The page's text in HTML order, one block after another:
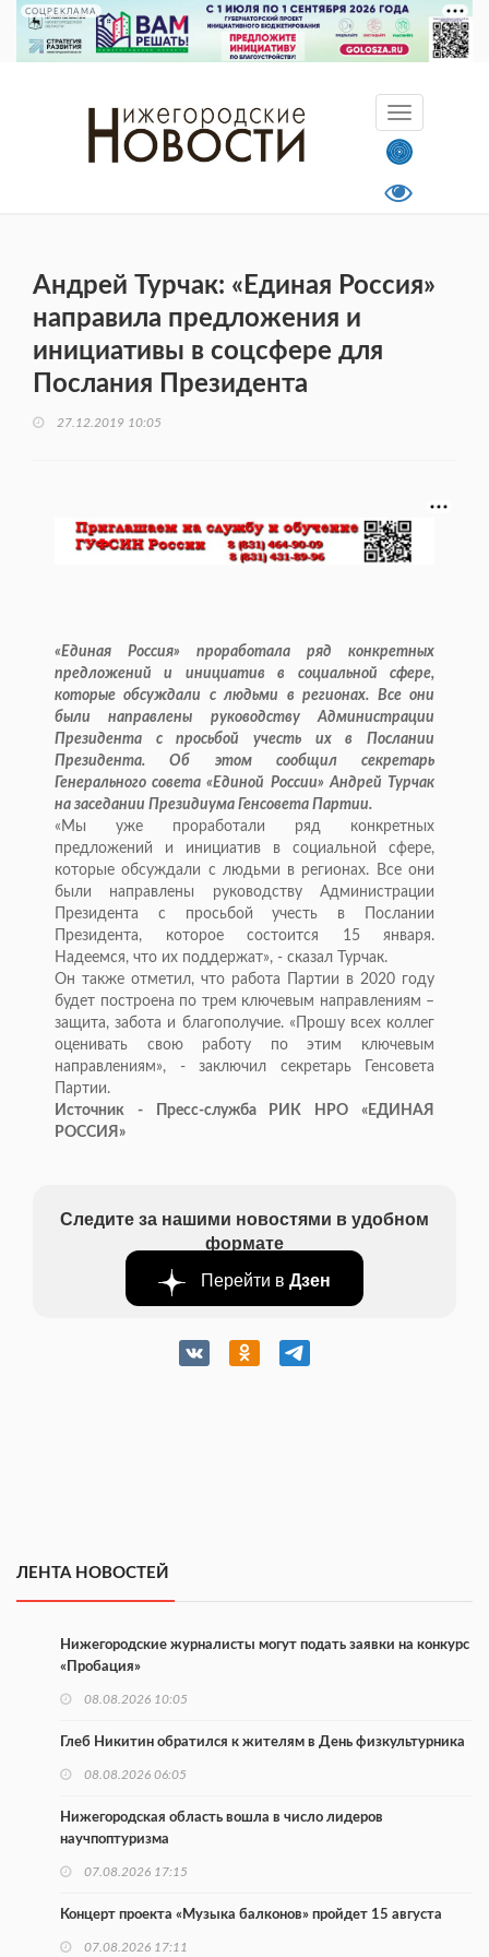
СОЦРЕКЛАМА
Андрей Турчак: «Единая Россия»
направила предложения и
инициативы в соцсфере для
Послания Президента
27.12.2019 10:05
«Единая Россия» проработала ряд конкретных
предложений и инициатив в социальной сфере,
которые обсуждали с людьми в регионах. Все они
были направлены руководству Администрации
Президента с просьбой учесть их в Послании
Президента. Об этом сообщил секретарь
Генерального совета «Единой России» Андрей Турчак
на заседании Президиума Генсовета Партии.
«Мы уже проработали ряд конкретных
предложений и инициатив в социальной сфере,
которые обсуждали с людьми в регионах. Все они
были направлены руководству Администрации
Президента с просьбой учесть в Послании
Президента, которое состоится 15 января.
Надеемся, что их поддержат», - сказал Турчак.
Он также отметил, что работа Партии в 2020 году
будет построена по трем ключевым направлениям –
защита, забота и благополучие. «Прошу всех коллег
оценивать свою работу по этим ключевым
направлениям», - заключил секретарь Генсовета
Партии.
Источник - Пресс-служба РИК НРО «ЕДИНАЯ
РОССИЯ»
Следите за нашими новостями в удобном
формате
Перейти в Дзен
ЛЕНТА НОВОСТЕЙ
Нижегородские журналисты могут подать заявки на конкурс
«Пробация»
08.08.2026 10:05
Глеб Никитин обратился к жителям в День физкультурника
08.08.2026 06:05
Нижегородская область вошла в число лидеров
научпоптуризма
07.08.2026 17:15
Концерт проекта «Музыка балконов» пройдет 15 августа
07.08.2026 17:11